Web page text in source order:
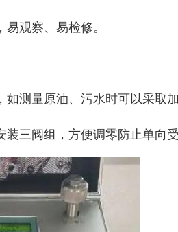
观察、易检修。
测量原油、污水时可以采取加
三阀组，方便调零防止单向受